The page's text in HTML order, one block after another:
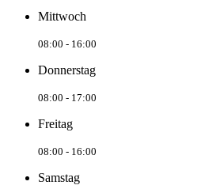
Mittwoch
08:00 - 16:00
Donnerstag
08:00 - 17:00
Freitag
08:00 - 16:00
Samstag